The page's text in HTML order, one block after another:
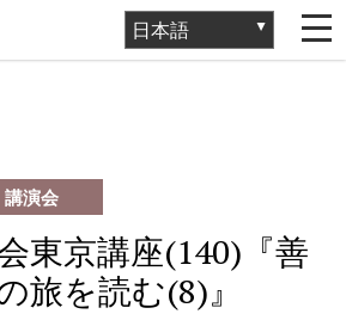
講演会
東京講座(140)『善
旅を読む(8)』